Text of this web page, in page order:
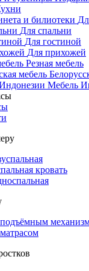
Для спальни
Для гостиной
Для прихожей
Резная мебель
Мебель
кровать